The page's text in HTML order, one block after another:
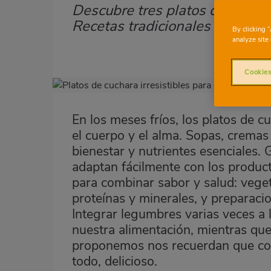
Subtítulo
Descubre tres platos de
Recetas tradicionales y
Imagen
Body
En los meses fríos, los platos de
el cuerpo y el alma. Sopas,
bienestar y nutrientes esenciales.
adaptan fácilmente con los
para combinar sabor y salud:
proteínas y minerales, y
Integrar legumbres varias veces
nuestra alimentación, mientras
proponemos nos recuerdan que
todo, delicioso.
By clicking
analyze site